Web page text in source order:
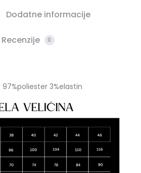
Dodatne informacije
Recenzije 0
3%elastin